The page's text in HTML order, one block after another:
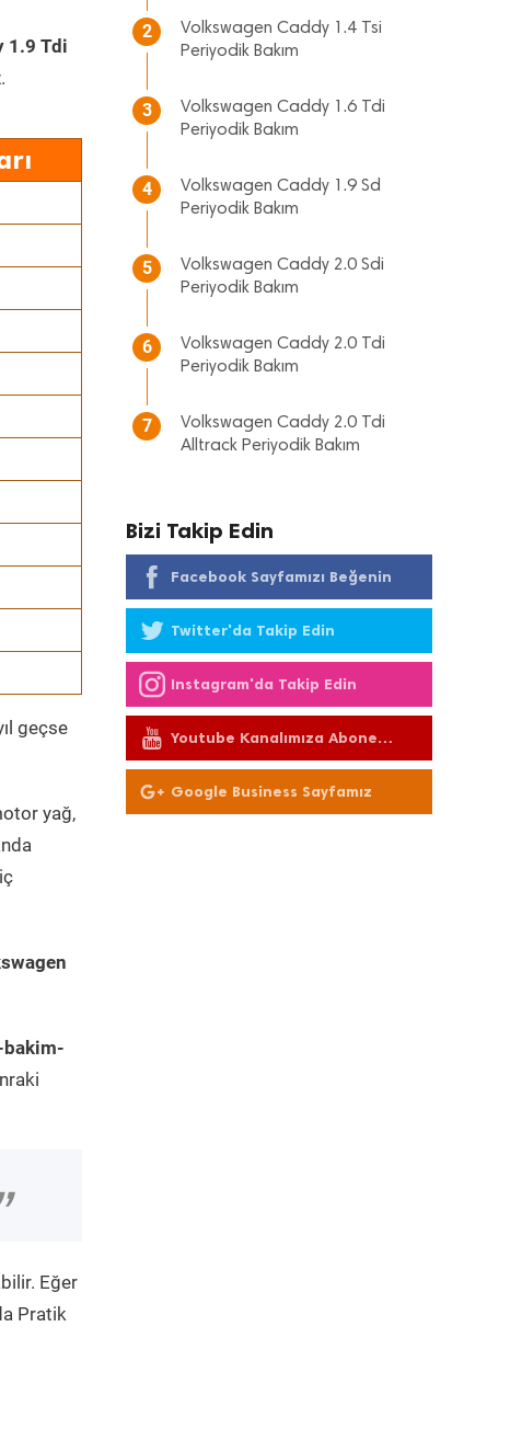
1.9 Tdi
geçse
yağ,
Eğer
Pratik
2
Volkswagen Caddy 1.4 Tsi
Periyodik Bakım
3
Volkswagen Caddy 1.6 Tdi
Periyodik Bakım
4
Volkswagen Caddy 1.9 Sd
Periyodik Bakım
5
Volkswagen Caddy 2.0 Sdi
Periyodik Bakım
6
Volkswagen Caddy 2.0 Tdi
Periyodik Bakım
7
Volkswagen Caddy 2.0 Tdi
Alltrack Periyodik Bakım
Bizi Takip Edin
Facebook Sayfamızı Beğenin
Twitter'da Takip Edin
Instagram'da Takip Edin
Youtube Kanalımıza Abone
Olun
Google Business Sayfamız